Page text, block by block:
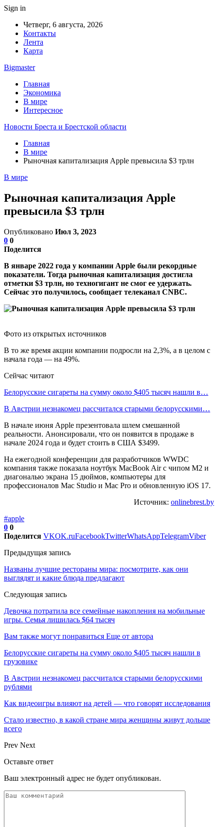
Sign in
Четверг, 6 августа, 2026
Контакты
Лента
Карта
Bigmaster
Главная
Экономика
В мире
Интересное
Новости Бреста и Брестской области
Главная
В мире
Рыночная капитализация Apple превысила $3 трлн
В мире
Рыночная капитализация Apple
превысила $3 трлн
Опубликовано Июл 3, 2023
0 0
Поделится
В январе 2022 года у компании Apple были рекордные
показатели. Тогда рыночная капитализация достигла
отметки $3 трлн, но техногигант не смог ее удержать.
Сейчас это получилось, сообщает телеканал CNBC.
Фото из открытых источников
В то же время акции компании подросли на 2,3%, а в целом с
начала года — на 49%.
Сейчас читают
Белорусские сигареты на сумму около $405 тысяч нашли в…
В Австрии незнакомец рассчитался старыми белорусскими…
В начале июня Apple презентовала шлем смешанной
реальности. Анонсировали, что он появится в продаже в
начале 2024 года и будет стоить в США $3499.
На ежегодной конференции для разработчиков WWDC
компания также показала ноутбук MacBook Air с чипом М2 и
диагональю экрана 15 дюймов, компьютеры для
профессионалов Mac Studio и Mac Pro и обновленную iOS 17.
Источник: onlinebrest.by
#apple
0 0
Поделится VKOK.ruFacebookTwitterWhatsAppTelegramViber
Предыдущая запись
Названы лучшие рестораны мира: посмотрите, как они
выглядят и какие блюда предлагают
Следующая запись
Девочка потратила все семейные накопления на мобильные
игры. Семья лишилась $64 тысяч
Вам также могут понравиться Еще от автора
Белорусские сигареты на сумму около $405 тысяч нашли в
грузовике
В Австрии незнакомец рассчитался старыми белорусскими
рублями
Как видеоигры влияют на детей — что говорят исследования
Стало известно, в какой стране мира женщины живут дольше
всего
Prev Next
Оставьте ответ
Ваш электронный адрес не будет опубликован.